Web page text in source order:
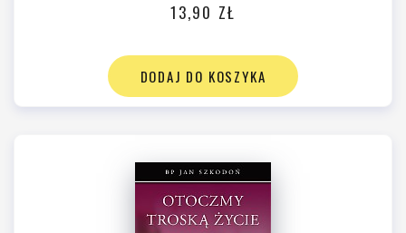
13,90 ZŁ
DODAJ DO KOSZYKA